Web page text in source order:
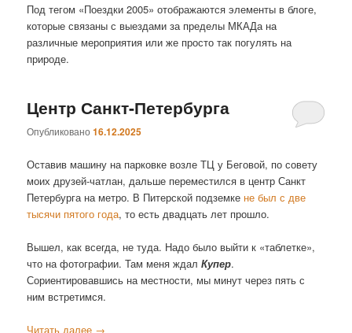
Под тегом «Поездки 2005» отображаются элементы в блоге,
которые связаны с выездами за пределы МКАДа на
различные мероприятия или же просто так погулять на
природе.
Центр Санкт-Петербурга
Опубликовано16.12.2025
Оставив машину на парковке возле ТЦ у Беговой, по совету
моих друзей-чатлан, дальше переместился в центр Санкт
Петербурга на метро. В Питерской подземке не был с две
тысячи пятого года, то есть двадцать лет прошло.
Вышел, как всегда, не туда. Надо было выйти к «таблетке»,
что на фотографии. Там меня ждалКупер.
Сориентировавшись на местности, мы минут через пять с
ним встретимся.
Читать далее →